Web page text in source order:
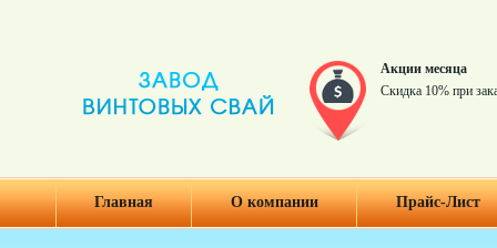
Акции месяца
Скидка 10% при
Главная О компании Прайс-Лист